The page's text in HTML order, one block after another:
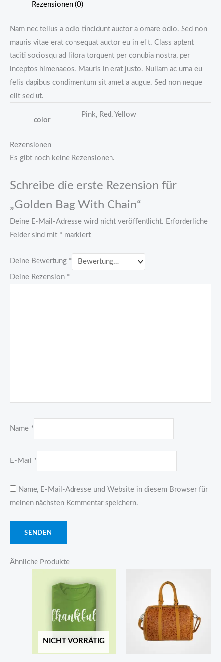
Rezensionen (0)
Nam nec tellus a odio tincidunt auctor a ornare odio. Sed non
mauris vitae erat consequat auctor eu in elit. Class aptent
taciti sociosqu ad litora torquent per conubia nostra, per
inceptos himenaeos. Mauris in erat justo. Nullam ac urna eu
felis dapibus condimentum sit amet a augue. Sed non neque
elit sed ut.
color
Pink, Red, Yellow
Rezensionen
Es gibt noch keine Rezensionen.
Schreibe die erste Rezension für
„Golden Bag With Chain“
Deine E-Mail-Adresse wird nicht veröffentlicht. Erforderliche
Felder sind mit * markiert
Deine Bewertung *
Deine Rezension *
Name *
E-Mail *
Name, E-Mail-Adresse und Website in diesem Browser für
meinen nächsten Kommentar speichern.
Ähnliche Produkte
NICHT VORRÄTIG